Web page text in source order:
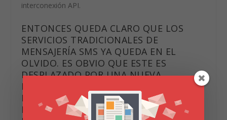
interconexión API.
ENTONCES QUEDA CLARO QUE LOS
SERVICIOS TRADICIONALES DE
MENSAJERÍA SMS YA QUEDA EN EL
OLVIDO. ES OBVIO QUE ESTE ES
DESPLAZADO POR UNA NUEVA
ESTRATEGIA DE INTEGRACIÓN DE UNA
RED QUE CREA UN CONTACTO
BASTANTE ATRACTIVO ENTRE LA